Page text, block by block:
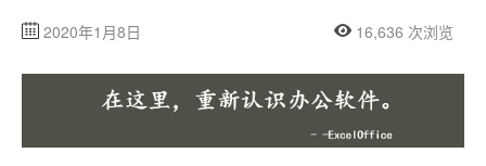
Python
2020年1月8日 16,636 次浏览